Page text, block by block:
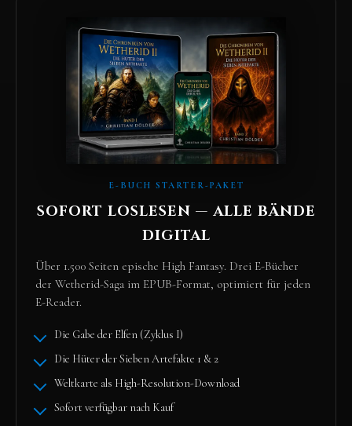
E-BUCH STARTER-PAKET
SOFORT LOSLESEN — ALLE BÄNDE
DIGITAL
Über 1.500 Seiten epische High Fantasy. Drei E-Bücher
der Wetherid-Saga im EPUB-Format, optimiert für jeden
E-Reader.
Die Gabe der Elfen (Zyklus I)
Die Hüter der Sieben Artefakte 1 & 2
Weltkarte als High-Resolution-Download
Sofort verfügbar nach Kauf